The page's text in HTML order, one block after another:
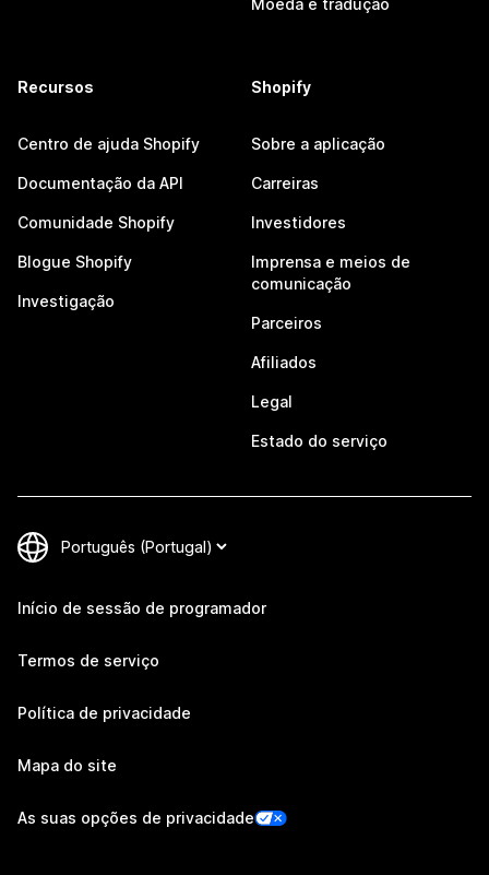
Moeda e tradução
Recursos
Centro de ajuda Shopify
Documentação da API
Comunidade Shopify
Blogue Shopify
Investigação
Shopify
Sobre a aplicação
Carreiras
Investidores
Imprensa e meios de
comunicação
Parceiros
Afiliados
Legal
Estado do serviço
Início de sessão de programador
Termos de serviço
Política de privacidade
Mapa do site
As suas opções de privacidade